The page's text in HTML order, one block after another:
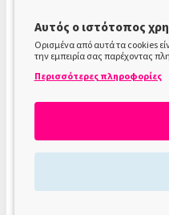
Αυτός ο ιστότοπος
Ορισμένα από αυτά τα cookies
την εμπειρία σας παρέχοντας
Περισσότερες πληροφορίες